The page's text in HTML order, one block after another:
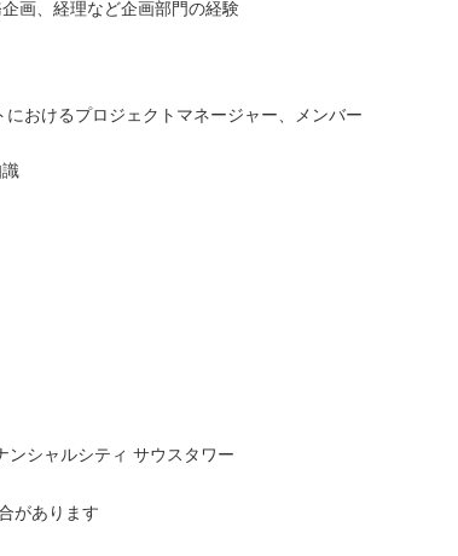
画、経理など企画部門の経験
おけるプロジェクトマネージャー、メンバー
ンシャルシティ サウスタワー
があります